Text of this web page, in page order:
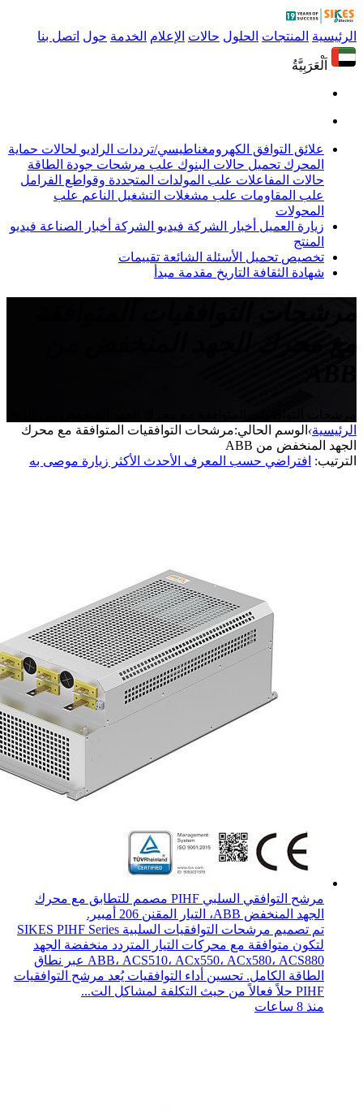
الرئيسية المنتجات الحلول حالات الإعلام الخدمة حول اتصل بنا
اَلْعَرَبِيَّةُ
علائق التوافق الكهرومغناطيسي/ترددات الراديو لحالات حماية
المحرك تحميل حالات البنوك علب مرشحات جودة الطاقة
حالات المفاعلات علب المولدات المتجددة وقواطع الفرامل
علب المقاومات علب مشغلات التشغيل الناعم علب
المحولات
زيارة العميل أخبار الشركة فيديو الشركة أخبار الصناعة فيديو
المنتج
تخصيص تحميل الأسئلة الشائعة تقييمات
شهادة الثقافة التاريخ مقدمة مبدأ
الرئيسية› الوسم الحالي:مرشحات التوافقيات المتوافقة مع محرك
الجهد المنخفض من ABB
الترتيب: افتراضي حسب المعرف الأحدث الأكثر زيارة موصى به
مرشح التوافقي السلبي PIHF مصمم للتطابق مع محرك
الجهد المنخفض ABB، التيار المقنن 206 أمبير.
تم تصميم مرشحات التوافقيات السلبية SIKES PIHF Series
لتكون متوافقة مع محركات التيار المتردد منخفضة الجهد
ABB، ACS510، ACx550، ACx580، ACS880 عبر نطاق
الطاقة الكامل. تحسين أداء التوافقيات يُعد مرشح التوافقيات
PIHF حلاً فعالاً من حيث التكلفة لمشاكل الت...
منذ 8 ساعات